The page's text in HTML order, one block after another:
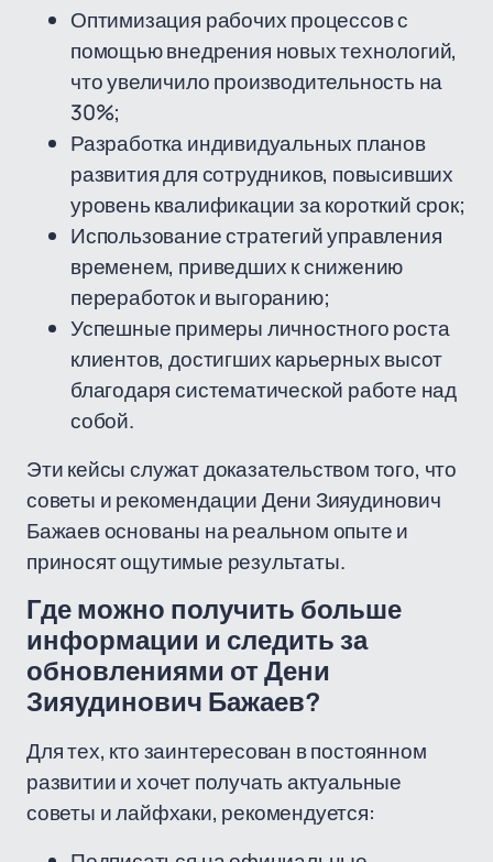
Оптимизация рабочих процессов с
помощью внедрения новых технологий,
что увеличило производительность на
30%;
Разработка индивидуальных планов
развития для сотрудников, повысивших
уровень квалификации за короткий срок;
Использование стратегий управления
временем, приведших к снижению
переработок и выгоранию;
Успешные примеры личностного роста
клиентов, достигших карьерных высот
благодаря систематической работе над
собой.
Эти кейсы служат доказательством того, что
советы и рекомендации Дени Зияудинович
Бажаев основаны на реальном опыте и
приносят ощутимые результаты.
Где можно получить больше
информации и следить за
обновлениями от Дени
Зияудинович Бажаев?
Для тех, кто заинтересован в постоянном
развитии и хочет получать актуальные
советы и лайфхаки, рекомендуется: